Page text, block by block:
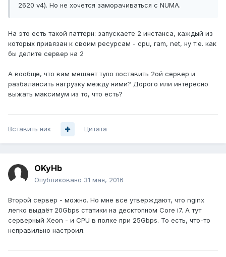
2620 v4). Но не хочется заморачиваться с NUMA.
На это есть такой паттерн: запускаете 2 инстанса, каждый из
которых привязан к своим ресурсам - cpu, ram, net, ну т.е. как
бы делите сервер на 2
А вообще, что вам мешает тупо поставить 2ой сервер и
разбалансить нагрузку между ними? Дорого или интересно
выжать максимум из то, что есть?
Вставить ник Цитата
OKyHb
Опубликовано 31 мая, 2016
Второй сервер - можно. Но мне все утверждают, что nginx
легко выдаёт 20Gbps статики на десктопном Core i7. А тут
серверный Xeon - и CPU в полке при 25Gbps. То есть, что-то
неправильно настроил.